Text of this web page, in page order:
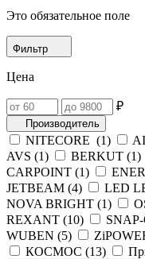
Это обязательное поле
Фильтр
Цена
₽
Производитель
NITECORE (1)
AVS (1) BERKUT (1)
CARPOINT (1)
JETBEAM (4) LED
NOVA BRIGHT (1)
REXANT (10)
WUBEN (5)
КОСМОС (13)